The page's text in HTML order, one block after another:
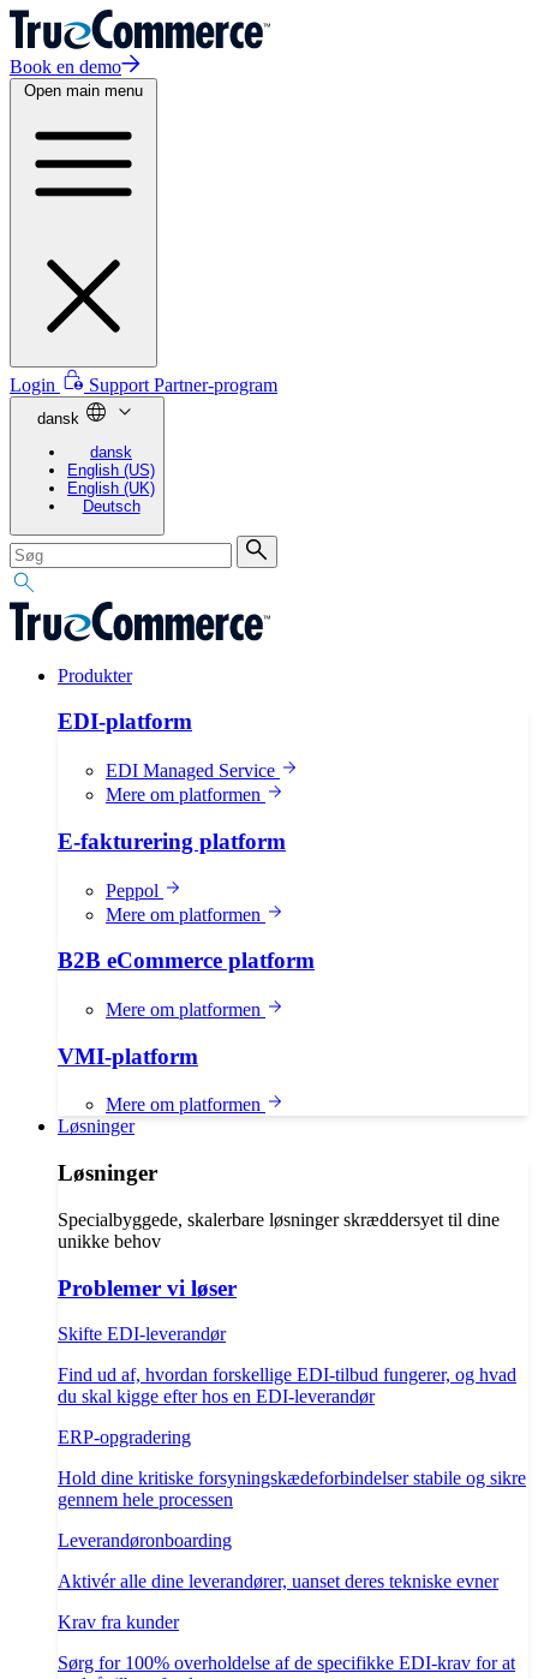
Book en demo
Open main menu
Login Support Partner-program
dansk
dansk
English (US)
English (UK)
Deutsch
Produkter
EDI-platform
EDI Managed Service
Mere om platformen
E-fakturering platform
Peppol
Mere om platformen
B2B eCommerce platform
Mere om platformen
VMI-platform
Mere om platformen
Løsninger
Løsninger
Specialbyggede, skalerbare løsninger skræddersyet til dine
unikke behov
Problemer vi løser
Skifte EDI-leverandør
Find ud af, hvordan forskellige EDI-tilbud fungerer, og hvad
du skal kigge efter hos en EDI-leverandør
ERP-opgradering
Hold dine kritiske forsyningskædeforbindelser stabile og sikre
gennem hele processen
Leverandøronboarding
Aktivér alle dine leverandører, uanset deres tekniske evner
Krav fra kunder
Sørg for 100% overholdelse af de specifikke EDI-krav for at